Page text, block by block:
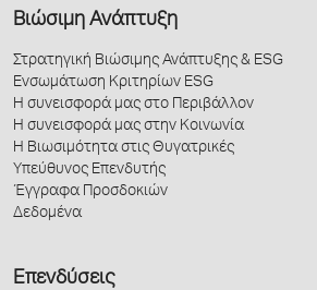
Βιώσιμη Ανάπτυξη
Στρατηγική Βιώσιμης Ανάπτυξης & ESG
Ενσωμάτωση Κριτηρίων ESG
Η συνεισφορά μας στο Περιβάλλον
Η συνεισφορά μας στην Κοινωνία
Η Βιωσιμότητα στις Θυγατρικές
Υπεύθυνος Επενδυτής
Έγγραφα Προσδοκιών
Δεδομένα
Επενδύσεις